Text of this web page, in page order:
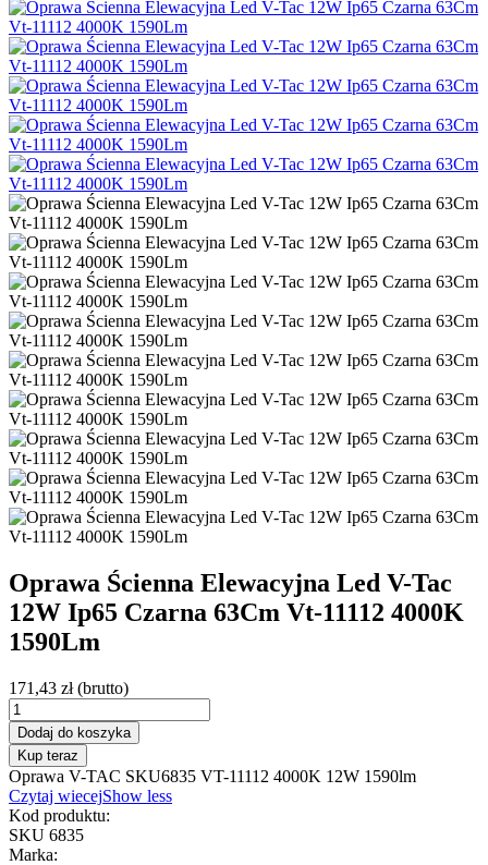
Oprawa Ścienna Elewacyjna Led V-Tac
12W Ip65 Czarna 63Cm Vt-11112 4000K
1590Lm
171,43 zł (brutto)
Dodaj do koszyka
Kup teraz
Oprawa V-TAC SKU6835 VT-11112 4000K 12W 1590lm
Czytaj wiecejShow less
Kod produktu:
SKU 6835
Marka: